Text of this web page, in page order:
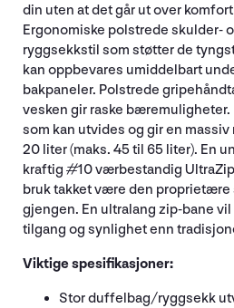
din uten at det går ut over
Ergonomiske polstrede skulder-
ryggsekkstil som støtter de
kan oppbevares umiddelbart
bakpaneler. Polstrede
vesken gir raske
som kan utvides og gir en
20 liter (maks. 45 til 65 liter). En
kraftig #10 værbestandig
bruk takket være den
gjengen. En ultralang zip-bane
tilgang og synlighet enn
Viktige spesifikasjoner:
Stor duffelbag/ryggsekk